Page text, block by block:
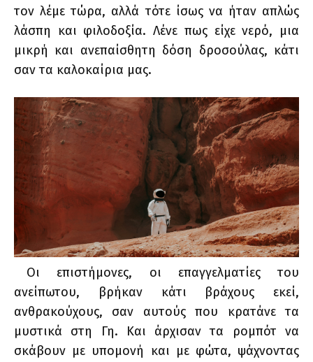
τον λέμε τώρα, αλλά τότε ίσως να ήταν απλώς
λάσπη και φιλοδοξία. Λένε πως είχε νερό, μια
μικρή και ανεπαίσθητη δόση δροσούλας, κάτι
σαν τα καλοκαίρια μας.
Οι επιστήμονες, οι επαγγελματίες του
ανείπωτου, βρήκαν κάτι βράχους εκεί,
ανθρακούχους, σαν αυτούς που κρατάνε τα
μυστικά στη Γη. Και άρχισαν τα ρομπότ να
σκάβουν με υπομονή και με φώτα, ψάχνοντας